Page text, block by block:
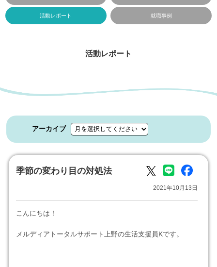
活動レポート 就職事例
活動レポート
アーカイブ
季節の変わり目の対処法
2021年10月13日
こんにちは！
メルディアトータルサポート上野の生活支援員Kです。